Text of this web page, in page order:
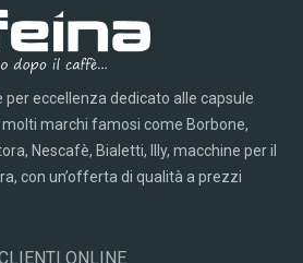
eccellenza dedicato alle capsule
marchi famosi come Borbone,
Nescafè, Bialetti, Illy, macchine per il
con un’offerta di qualità a prezzi
ONLINE